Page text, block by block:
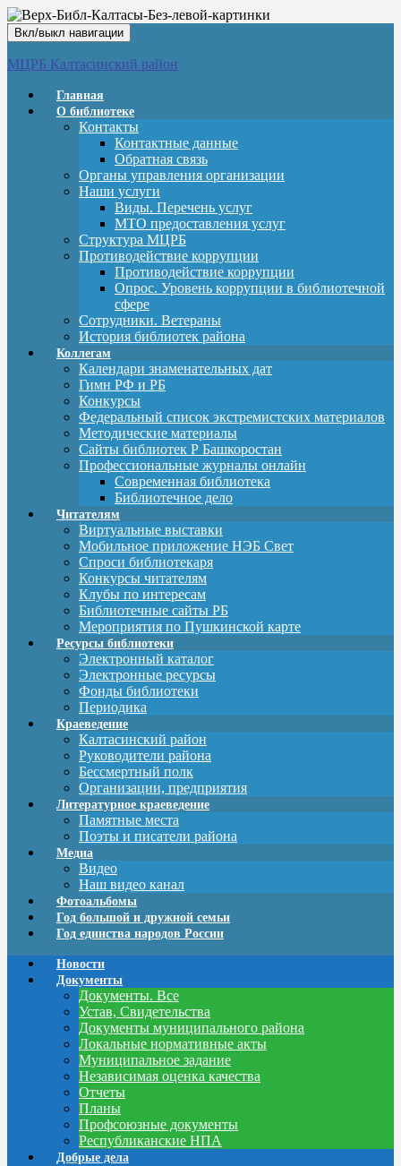
Вкл/выкл навигации
МЦРБ Калтасинский район
Главная
О библиотеке
Контакты
Контактные данные
Обратная связь
Органы управления организации
Наши услуги
Виды. Перечень услуг
МТО предоставления услуг
Структура МЦРБ
Противодействие коррупции
Противодействие коррупции
Опрос. Уровень коррупции в библиотечной
сфере
Сотрудники. Ветераны
История библиотек района
Коллегам
Календари знаменательных дат
Гимн РФ и РБ
Конкурсы
Федеральный список экстремистских материалов
Методические материалы
Сайты библиотек Р Башкоростан
Профессиональные журналы онлайн
Современная библиотека
Библиотечное дело
Читателям
Виртуальные выставки
Мобильное приложение НЭБ Свет
Спроси библиотекаря
Конкурсы читателям
Клубы по интересам
Библиотечные сайты РБ
Мероприятия по Пушкинской карте
Ресурсы библиотеки
Электронный каталог
Электронные ресурсы
Фонды библиотеки
Периодика
Краеведение
Калтасинский район
Руководители района
Бессмертный полк
Организации, предприятия
Литературное краеведение
Памятные места
Поэты и писатели района
Медиа
Видео
Наш видео канал
Фотоальбомы
Год большой и дружной семьи
Год единства народов России
Новости
Документы
Документы. Все
Устав, Свидетельства
Документы муниципального района
Локальные нормативные акты
Муниципальное задание
Независимая оценка качества
Отчеты
Планы
Профсоюзные документы
Республиканские НПА
Добрые дела